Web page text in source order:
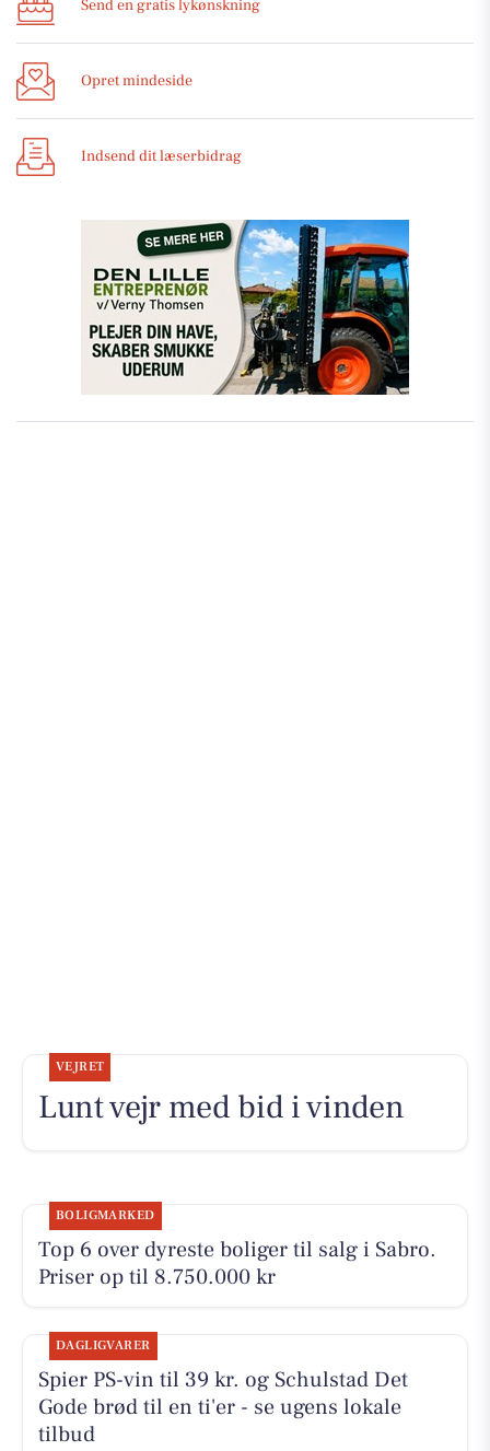
Send en gratis lykønskning
Opret mindeside
Indsend dit læserbidrag
VEJRET
Lunt vejr med bid i vinden
BOLIGMARKED
Top 6 over dyreste boliger til salg i Sabro.
Priser op til 8.750.000 kr
DAGLIGVARER
Spier PS-vin til 39 kr. og Schulstad Det
Gode brød til en ti'er - se ugens lokale
tilbud